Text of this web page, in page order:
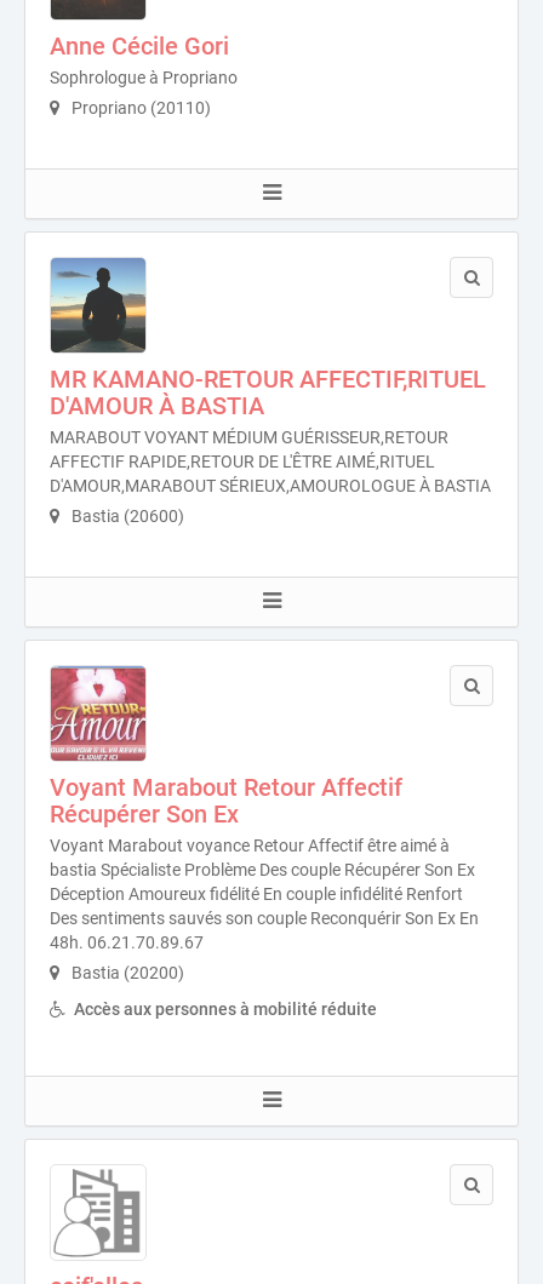
Anne Cécile Gori
Sophrologue à Propriano
Propriano (20110)
MR KAMANO-RETOUR AFFECTIF,RITUEL
D'AMOUR À BASTIA
MARABOUT VOYANT MÉDIUM GUÉRISSEUR,RETOUR
AFFECTIF RAPIDE,RETOUR DE L'ÊTRE AIMÉ,RITUEL
D'AMOUR,MARABOUT SÉRIEUX,AMOUROLOGUE À BASTIA
Bastia (20600)
Voyant Marabout Retour Affectif
Récupérer Son Ex
Voyant Marabout voyance Retour Affectif être aimé à
bastia Spécialiste Problème Des couple Récupérer Son Ex
Déception Amoureux fidélité En couple infidélité Renfort
Des sentiments sauvés son couple Reconquérir Son Ex En
48h. 06.21.70.89.67
Bastia (20200)
Accès aux personnes à mobilité réduite